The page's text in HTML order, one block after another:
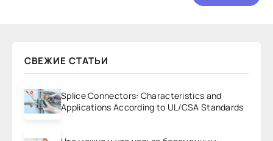
СВЕЖИЕ СТАТЬИ
Splice Connectors: Characteristics and
Applications According to UL/CSA Standards